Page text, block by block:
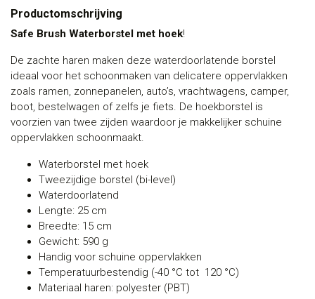
Productomschrijving
Safe Brush Waterborstel met hoek!
De zachte haren maken deze waterdoorlatende borstel
ideaal voor het schoonmaken van delicatere oppervlakken
zoals ramen, zonnepanelen, auto’s, vrachtwagens, camper,
boot, bestelwagen of zelfs je fiets. De hoekborstel is
voorzien van twee zijden waardoor je makkelijker schuine
oppervlakken schoonmaakt.
Waterborstel met hoek
Tweezijdige borstel (bi-level)
Waterdoorlatend
Lengte: 25 cm
Breedte: 15 cm
Gewicht: 590 g
Handig voor schuine oppervlakken
Temperatuurbestendig (-40 °C tot 120 °C)
Materiaal haren: polyester (PBT)